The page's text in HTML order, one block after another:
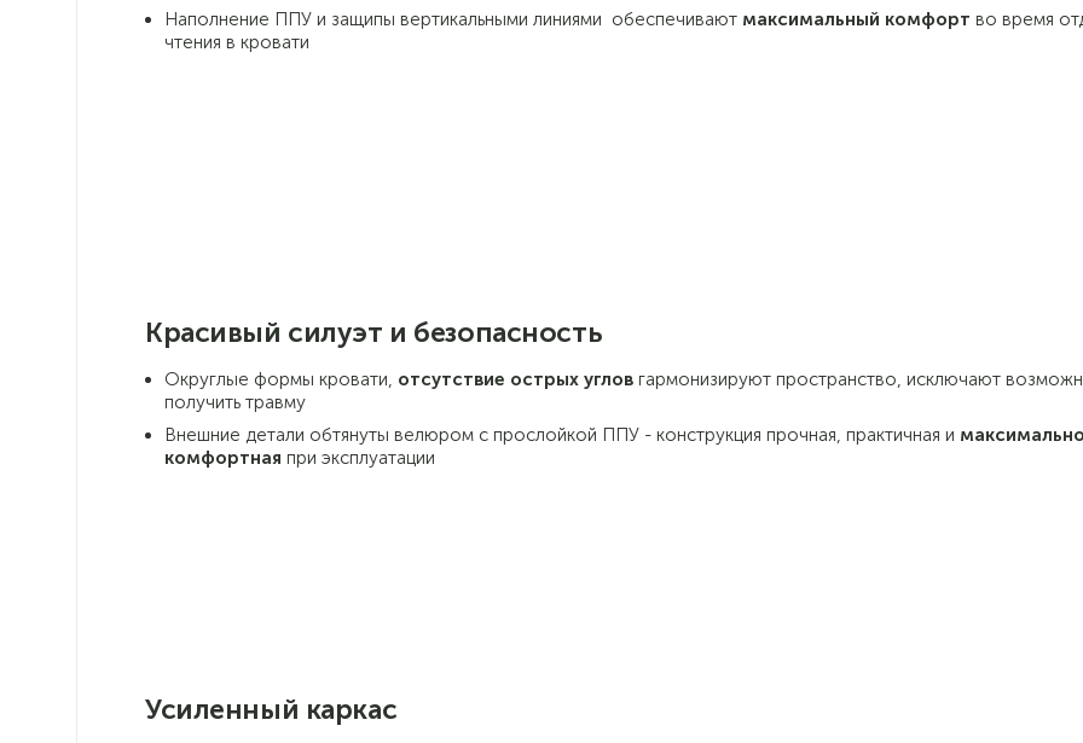
Наполнение ППУ и защипы вертикальными линиями обеспечивают максимальный комфорт во время
чтения в кровати
Красивый силуэт и безопасность
Округлые формы кровати, отсутствие острых углов гармонизируют пространство, исключают
получить травму
Внешние детали обтянуты велюром с прослойкой ППУ - конструкция прочная, практичная и максимально
комфортная при эксплуатации
Усиленный каркас